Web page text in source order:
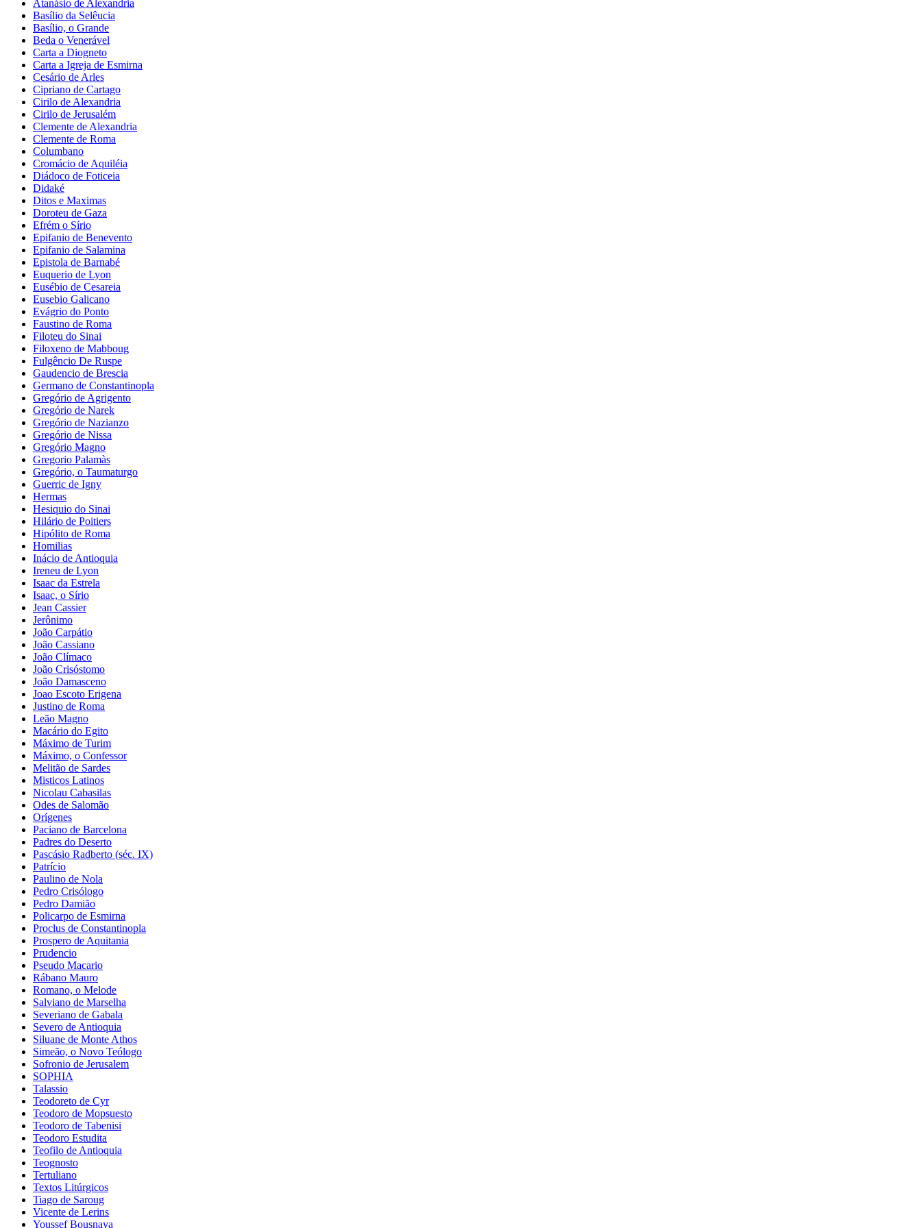
Atanásio de Alexandria
Basílio da Selêucia
Basílio, o Grande
Beda o Venerável
Carta a Diogneto
Carta a Igreja de Esmirna
Cesário de Arles
Cipriano de Cartago
Cirilo de Alexandria
Cirilo de Jerusalém
Clemente de Alexandria
Clemente de Roma
Columbano
Cromácio de Aquiléia
Diádoco de Foticeia
Didaké
Ditos e Maximas
Doroteu de Gaza
Efrém o Sírio
Epifanio de Benevento
Epifanio de Salamina
Epistola de Barnabé
Euquerio de Lyon
Eusébio de Cesareia
Eusebio Galicano
Evágrio do Ponto
Faustino de Roma
Filoteu do Sinai
Filoxeno de Mabboug
Fulgêncio De Ruspe
Gaudencio de Brescia
Germano de Constantinopla
Gregório de Agrigento
Gregório de Narek
Gregório de Nazianzo
Gregório de Nissa
Gregório Magno
Gregorio Palamàs
Gregório, o Taumaturgo
Guerric de Igny
Hermas
Hesiquio do Sinai
Hilário de Poitiers
Hipólito de Roma
Homilias
Inácio de Antioquia
Ireneu de Lyon
Isaac da Estrela
Isaac, o Sírio
Jean Cassier
Jerônimo
João Carpátio
João Cassiano
João Clímaco
João Crisóstomo
João Damasceno
Joao Escoto Erigena
Justino de Roma
Leão Magno
Macário do Egito
Máximo de Turim
Máximo, o Confessor
Melitão de Sardes
Misticos Latinos
Nicolau Cabasilas
Odes de Salomão
Orígenes
Paciano de Barcelona
Padres do Deserto
Pascásio Radberto (séc. IX)
Patrício
Paulino de Nola
Pedro Crisólogo
Pedro Damião
Policarpo de Esmirna
Proclus de Constantinopla
Prospero de Aquitania
Prudencio
Pseudo Macario
Rábano Mauro
Romano, o Melode
Salviano de Marselha
Severiano de Gabala
Severo de Antioquia
Siluane de Monte Athos
Simeão, o Novo Teólogo
Sofronio de Jerusalem
SOPHIA
Talassio
Teodoreto de Cyr
Teodoro de Mopsuesto
Teodoro de Tabenisi
Teodoro Estudita
Teofilo de Antioquia
Teognosto
Tertuliano
Textos Litúrgicos
Tiago de Saroug
Vicente de Lerins
Youssef Bousnaya